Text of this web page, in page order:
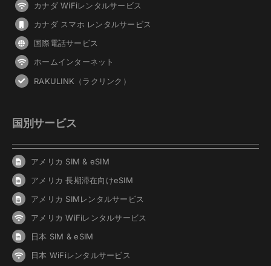
カナダ WiFiレンタルサービス
カナダ スマホ レンタルサービス
国際電話サービス
ホームインターネット
RAKULINK（ラクリンク）
国別サービス
アメリカ SIM & eSIM
アメリカ 長期滞在向けeSIM
アメリカ SIMレンタルサービス
アメリカ WiFiレンタルサービス
日本 SIM & eSIM
日本 WiFiレンタルサービス